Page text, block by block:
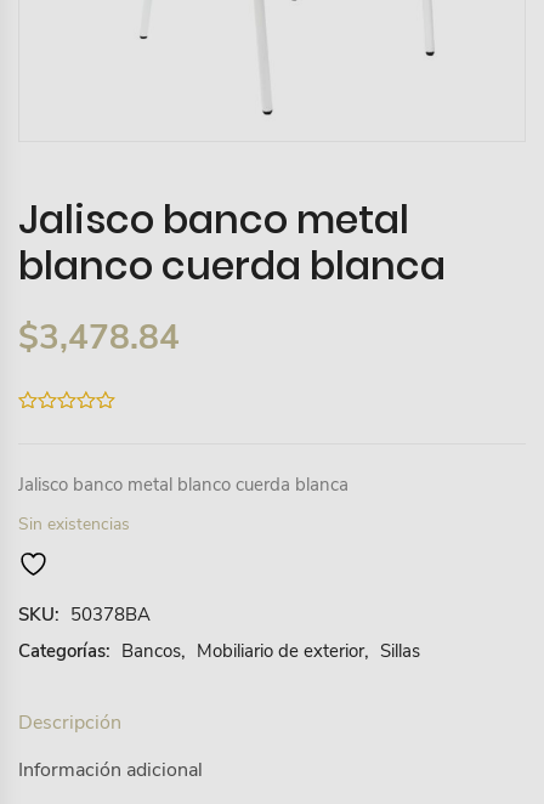
Jalisco banco metal
blanco cuerda blanca
$3,478.84
5
Jalisco banco metal blanco cuerda blanca
Sin existencias
SKU: 50378BA
Categorías: Bancos, Mobiliario de exterior, Sillas
Descripción
Información adicional